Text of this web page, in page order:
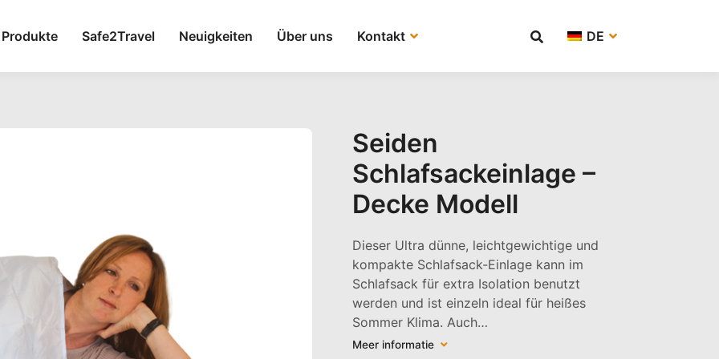
Produkte Safe2Travel Neuigkeiten Über uns Kontakt DE
Seiden
Schlafsackeinlage –
Decke Modell
Dieser Ultra dünne, leichtgewichtige und
kompakte Schlafsack-Einlage kann im
Schlafsack für extra Isolation benutzt
werden und ist einzeln ideal für heißes
Sommer Klima. Auch…
Meer informatie